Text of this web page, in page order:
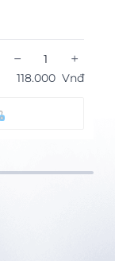
− +
118.000 Vnđ